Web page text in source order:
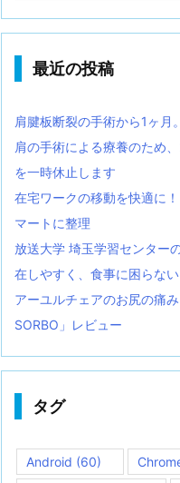
最近の投稿
肩腱板断裂の手術から1ヶ月
肩の手術による療養のため
を一時休止します
在宅ワークの移動を快適に
マートに整理
放送大学 埼玉学習センター
在しやすく、食事に困らない
アーユルチェアのお尻の痛
SORBO」レビュー
タグ
Android (60)